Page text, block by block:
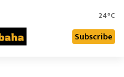
24°C
Subscribe